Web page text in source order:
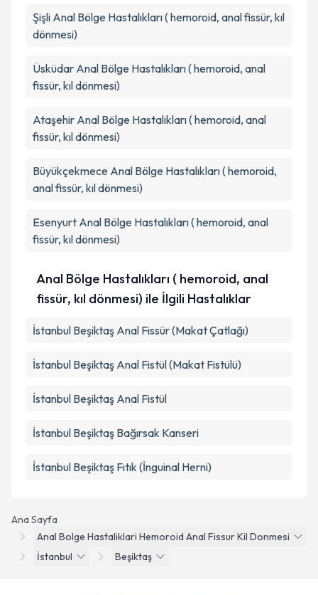
Ana Sayfa
Anal Bolge Hastaliklari Hemoroid Anal Fissur Kil Donmesi
İstanbul
Beşiktaş
Şişli Anal Bölge Hastalıkları ( hemoroid, anal fissür, kıl
dönmesi)
Üsküdar Anal Bölge Hastalıkları ( hemoroid, anal
fissür, kıl dönmesi)
Ataşehir Anal Bölge Hastalıkları ( hemoroid, anal
fissür, kıl dönmesi)
Büyükçekmece Anal Bölge Hastalıkları ( hemoroid,
anal fissür, kıl dönmesi)
Esenyurt Anal Bölge Hastalıkları ( hemoroid, anal
fissür, kıl dönmesi)
Anal Bölge Hastalıkları ( hemoroid, anal
fissür, kıl dönmesi) ile İlgili Hastalıklar
İstanbul Beşiktaş Anal Fissür (Makat Çatlağı)
İstanbul Beşiktaş Anal Fistül (Makat Fistülü)
İstanbul Beşiktaş Anal Fistül
İstanbul Beşiktaş Bağırsak Kanseri
İstanbul Beşiktaş Fıtık (İnguinal Herni)